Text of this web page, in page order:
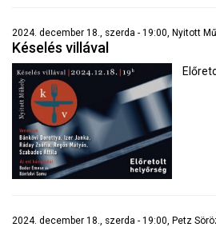
2024. december 18., szerda - 19:00, Nyitott
Késelés villával
2024. december 18., szerda - 19:00, Petz